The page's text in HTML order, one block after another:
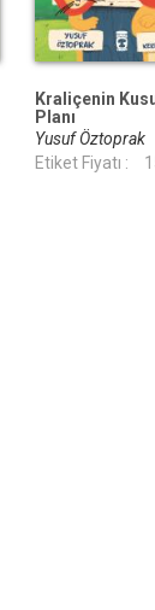
Kraliçenin
Planı
Yusuf Öztoprak
Etiket Fiyatı :